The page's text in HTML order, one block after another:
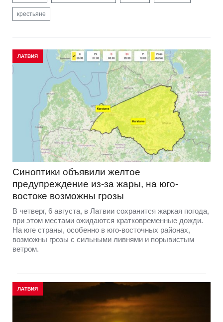
крестьяне
ЛАТВИЯ
Синоптики объявили желтое
предупреждение из-за жары, на юго-
востоке возможны грозы
В четверг, 6 августа, в Латвии сохранится жаркая погода,
при этом местами ожидаются кратковременные дожди.
На юге страны, особенно в юго-восточных районах,
возможны грозы с сильными ливнями и порывистым
ветром.
ЛАТВИЯ